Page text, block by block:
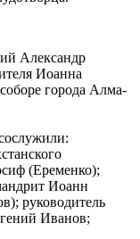
Александр
Иоанна
города Алма-
(Еременко);
Иоанн
руководитель
Иванов;